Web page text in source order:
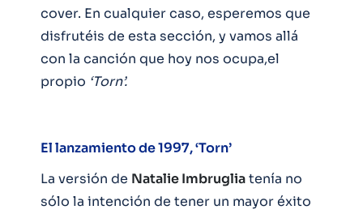
cover. En cualquier caso, esperemos que
disfrutéis de esta sección, y vamos allá
con la canción que hoy nos ocupa,el
propio ‘Torn’.
El lanzamiento de 1997, ‘Torn’
La versión de Natalie Imbrugliatenía no
sólo la intención de tener un mayor éxito